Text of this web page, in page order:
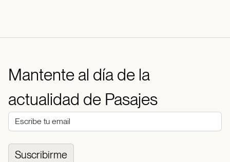
Mantente al día de la
actualidad de Pasajes
Suscribirme